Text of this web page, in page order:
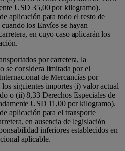
USD 35,00 por kilogramo).
aplicación para todo el resto de
los Envíos se hayan
en cuyo caso aplicarán los
por carretera, la
se considera limitada por el
de Mercancías por
siguientes importes (i) valor actual
o (ii) 8,33 Derechos Especiales de
USD 11,00 por kilogramo).
aplicación para el transporte
en ausencia de legislación
inferiores establecidos en
aplicable.